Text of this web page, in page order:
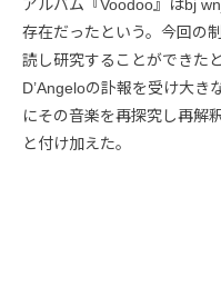
アルバム『Voodoo』はbj
存在だったという。今回の
読し研究することができた
D’Angeloの訃報を受け大き
にその音楽を再探究し再解
と付け加えた。